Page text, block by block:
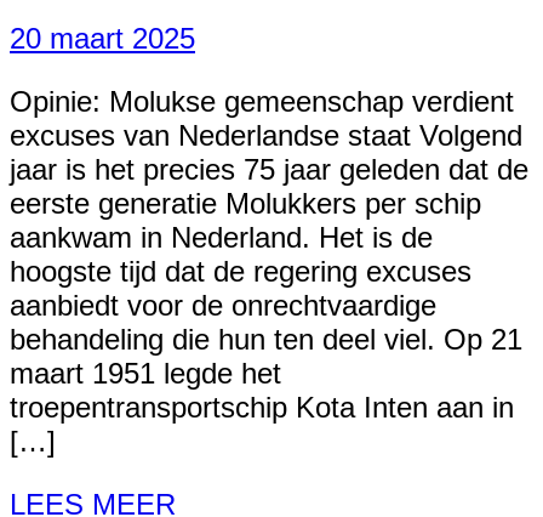
20 maart 2025
Opinie: Molukse gemeenschap verdient
excuses van Nederlandse staat Volgend
jaar is het precies 75 jaar geleden dat de
eerste generatie Molukkers per schip
aankwam in Nederland. Het is de
hoogste tijd dat de regering excuses
aanbiedt voor de onrechtvaardige
behandeling die hun ten deel viel. Op 21
maart 1951 legde het
troepentransportschip Kota Inten aan in
[…]
LEES MEER